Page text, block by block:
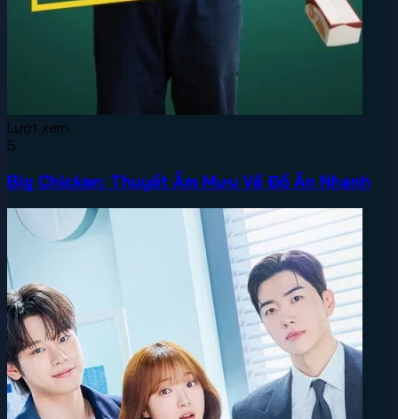
Lượt xem:
5
Big Chicken: Thuyết Âm Mưu Về Đồ Ăn Nhanh